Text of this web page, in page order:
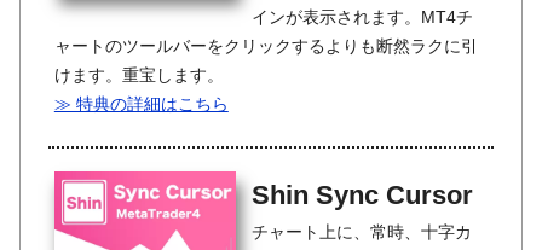
インが表示されます。MT4チ
ャートのツールバーをクリックするよりも断然ラクに引
けます。重宝します。
≫ 特典の詳細はこちら
Shin Sync Cursor
チャート上に、常時、十字カ